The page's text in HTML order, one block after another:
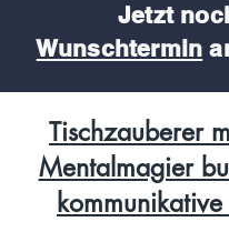
Jetzt
Wunschtermin
Tischzauberer
Mentalmagier
kommunikative